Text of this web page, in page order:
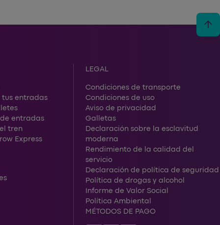
arrow_upward
tus entradas
entradas
tren
Express
LEGAL
Condiciones de transporte
Condiciones de uso
Aviso de privacidad
Galletas
Declaración sobre la esclavitud
moderna
Rendimiento de la calidad del
servicio
Declaración de política de seguridad
Política de drogas y alcohol
Informe de Valor Social
Política Ambiental
MÉTODOS DE PAGO